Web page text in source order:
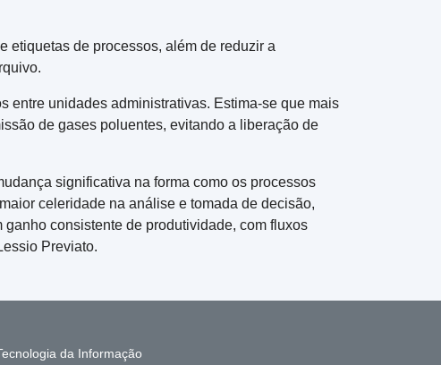
etiquetas de processos, além de reduzir a
entre unidades administrativas. Estima-se que mais
de gases poluentes, evitando a liberação de
significativa na forma como os processos
celeridade na análise e tomada de decisão,
consistente de produtividade, com fluxos
Previato.
da Informação